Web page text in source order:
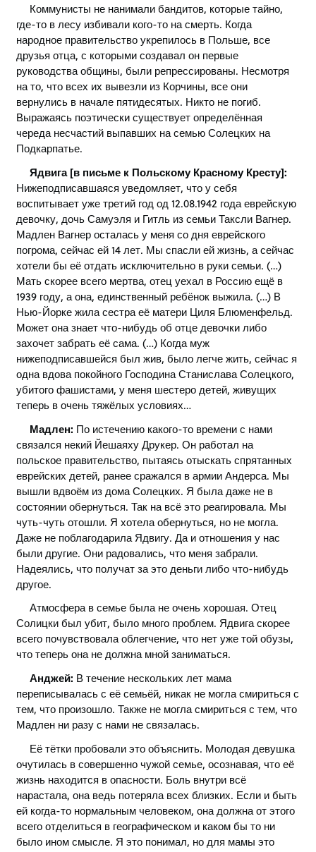
Коммунисты не нанимали бандитов, которые тайно,
где-то в лесу избивали кого-то на смерть. Когда
народное правительство укрепилось в Польше, все
друзья отца, с которыми создавал он первые
руководства общины, были репрессированы. Несмотря
на то, что всех их вывезли из Корчины, все они
вернулись в начале пятидесятых. Никто не погиб.
Выражаясь поэтически существует определённая
череда несчастий выпавших на семью Солецких на
Подкарпатье.
Ядвига [в письме к Польскому Красному Кресту]:
Нижеподписавшаяся уведомляет, что у себя
воспитывает уже третий год од 12.08.1942 года еврейскую
девочку, дочь Самуэля и Гитль из семьи Таксли Вагнер.
Мадлен Вагнер осталась у меня со дня еврейского
погрома, сейчас ей 14 лет. Мы спасли ей жизнь, а сейчас
хотели бы её отдать исключительно в руки семьи. (…)
Мать скорее всего мертва, отец уехал в Россию ещё в
1939 году, а она, единственный ребёнок выжила. (…) В
Нью-Йорке жила сестра её матери Циля Блюменфельд.
Может она знает что-нибудь об отце девочки либо
захочет забрать её сама. (…) Когда муж
нижеподписавшейся был жив, было легче жить, сейчас я
одна вдова покойного Господина Станислава Солецкого,
убитого фашистами, у меня шестеро детей, живущих
теперь в очень тяжёлых условиях…
Мадлен: По истечению какого-то времени с нами
связался некий Йешаяху Друкер. Он работал на
польское правительство, пытаясь отыскать спрятанных
еврейских детей, ранее сражался в армии Андерса. Мы
вышли вдвоём из дома Солецких. Я была даже не в
состоянии обернуться. Так на всё это реагировала. Мы
чуть-чуть отошли. Я хотела обернуться, но не могла.
Даже не поблагодарила Ядвигу. Да и отношения у нас
были другие. Они радовались, что меня забрали.
Надеялись, что получат за это деньги либо что-нибудь
другое.
Атмосфера в семье была не очень хорошая. Отец
Солицки был убит, было много проблем. Ядвига скорее
всего почувствовала облегчение, что нет уже той обузы,
что теперь она не должна мной заниматься.
Анджей: В течение нескольких лет мама
переписывалась с её семьёй, никак не могла смириться с
тем, что произошло. Также не могла смириться с тем, что
Мадлен ни разу с нами не связалась.
Её тётки пробовали это объяснить. Молодая девушка
очутилась в совершенно чужой семье, осознавая, что её
жизнь находится в опасности. Боль внутри всё
нарастала, она ведь потеряла всех близких. Если и быть
ей когда-то нормальным человеком, она должна от этого
всего отделиться в географическом и каком бы то ни
было ином смысле. Я это понимал, но для мамы это